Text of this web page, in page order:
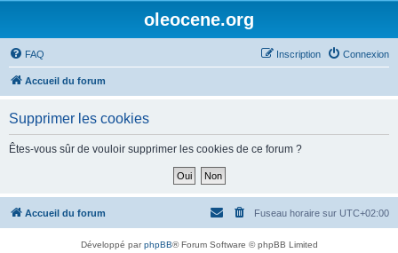
oleocene.org
FAQ Connexion
Inscription
Accueil du forum
Supprimer les cookies
Êtes-vous sûr de vouloir supprimer les cookies de ce forum ?
Accueil du forum Fuseau horaire sur UTC+02:00
Développé parphpBB® Forum Software © phpBB Limited